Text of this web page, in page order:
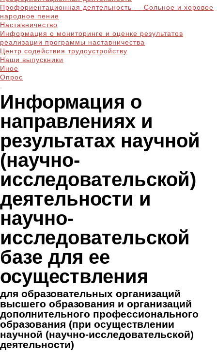
Профориентационная деятельность — Сольное и хоровое
народное пение
Наставничество
Информация о мониторинге и оценке результатов
реализации программы наставничества
Центр содействия трудоустройству
Наши выпускники
Иное
Опрос
Информация о
направлениях и
результатах научной
(научно-
исследовательской)
деятельности и
научно-
исследовательской
базе для ее
осуществления
для образовательных организаций
высшего образования и организаций
дополнительного профессионального
образования (при осуществлении
научной (научно-исследовательской)
деятельности)